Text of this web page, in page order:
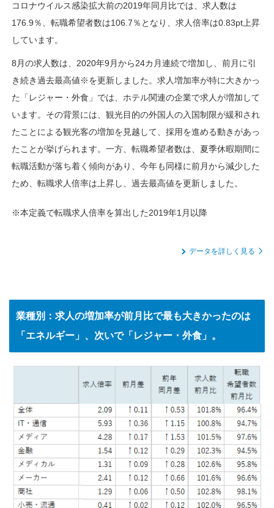
コロナウイルス感染拡大前の2019年同月比では、求人数は
176.9％、転職希望者数は106.7％となり、求人倍率は0.83pt上昇
しています。
8月の求人数は、2020年9月から24カ月連続で増加し、前月に引
き続き過去最高値※を更新しました。求人増加率が特に大きかっ
た「レジャー・外食」では、ホテル関連の企業で求人が増加して
います。その背景には、観光目的の外国人の入国制限が緩和され
たことによる観光客の増加を見越して、採用を進める動きがあっ
たことが挙げられます。一方、転職希望者数は、夏季休暇期間に
転職活動が落ち着く傾向があり、今年も同様に前月から減少した
ため、転職求人倍率は上昇し、過去最高値を更新しました。
※本定義で転職求人倍率を算出した2019年1月以降
データを詳しく見る
業種別：求人の増加率が前月比で最も大きかったのは
「エネルギー」、次いで「レジャー・外食」。